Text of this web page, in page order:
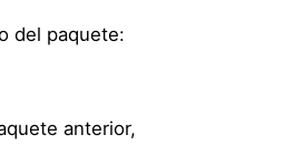
del paquete:
anterior,